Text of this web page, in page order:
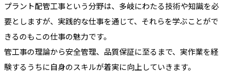
プラント配管工事という分野は、多岐にわたる技術や知識を必
要としますが、実践的な仕事を通じて、それらを学ぶことがで
きるのもこの仕事の魅力です。
管工事の理論から安全管理、品質保証に至るまで、実作業を経
験するうちに自身のスキルが着実に向上していきます。